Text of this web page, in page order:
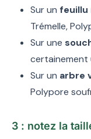
Sur un
Trémelle,
Sur une
certainement
Sur un arbre
Polypore
3 : notez la